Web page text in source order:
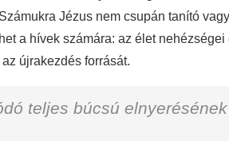
Jézus nem csupán tanító
a hívek számára: az élet
újrakezdés forrását.
teljes búcsú